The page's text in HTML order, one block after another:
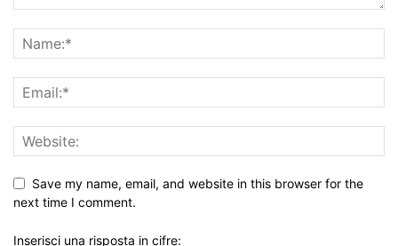
Save my name, email, and website in this browser for the
next time I comment.
Inserisci una risposta in cifre: